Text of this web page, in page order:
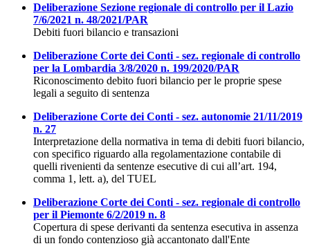
Deliberazione Sezione regionale di controllo per il Lazio
7/6/2021 n. 48/2021/PAR
Debiti fuori bilancio e transazioni
Deliberazione Corte dei Conti - sez. regionale di controllo
per la Lombardia 3/8/2020 n. 199/2020/PAR
Riconoscimento debito fuori bilancio per le proprie spese
legali a seguito di sentenza
Deliberazione Corte dei Conti - sez. autonomie 21/11/2019
n. 27
Interpretazione della normativa in tema di debiti fuori bilancio,
con specifico riguardo alla regolamentazione contabile di
quelli rivenienti da sentenze esecutive di cui all’art. 194,
comma 1, lett. a), del TUEL
Deliberazione Corte dei Conti - sez. regionale di controllo
per il Piemonte 6/2/2019 n. 8
Copertura di spese derivanti da sentenza esecutiva in assenza
di un fondo contenzioso già accantonato dall'Ente